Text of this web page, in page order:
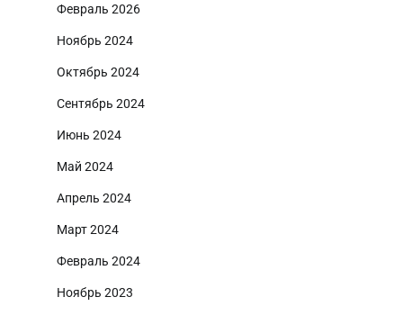
Февраль 2026
Ноябрь 2024
Октябрь 2024
Сентябрь 2024
Июнь 2024
Май 2024
Апрель 2024
Март 2024
Февраль 2024
Ноябрь 2023